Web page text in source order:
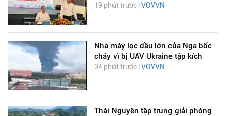
19 phút trước | VOVVN
Nhà máy lọc dầu lớn của Nga bốc
cháy vì bị UAV Ukraine tập kích
34 phút trước | VOVVN
Thái Nguyên tập trung giải phóng